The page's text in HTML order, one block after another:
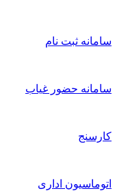
ثبت نام
حضور غیاب
اداری